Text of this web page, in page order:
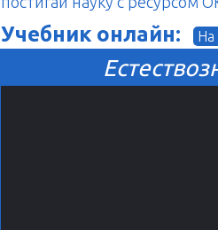
Учебник онлайн: На